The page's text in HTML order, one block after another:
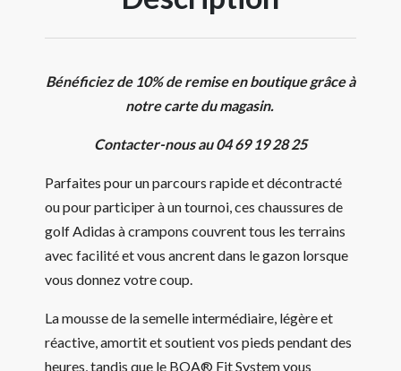
Bénéficiez de 10% de remise en boutique grâce à
notre carte du magasin.
Contacter-nous au 04 69 19 28 25
Parfaites pour un parcours rapide et décontracté
ou pour participer à un tournoi, ces chaussures de
golf Adidas à crampons couvrent tous les terrains
avec facilité et vous ancrent dans le gazon lorsque
vous donnez votre coup.
La mousse de la semelle intermédiaire, légère et
réactive, amortit et soutient vos pieds pendant des
heures, tandis que le BOA® Fit System vous